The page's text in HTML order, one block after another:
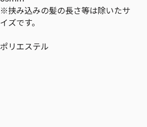
※挟み込みの髪の長さ等は除いたサ
イズです。
ポリエステル